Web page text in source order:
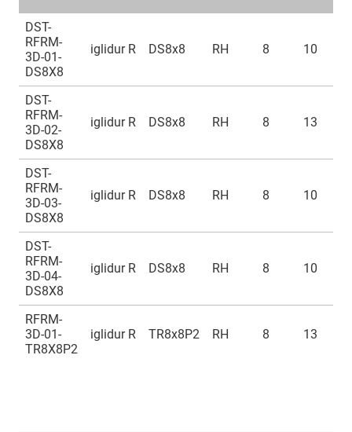
DST-
RFRM-
3D-01-
DS8X8
iglidur R DS8x8 RH 8 10
DST-
RFRM-
3D-02-
DS8X8
iglidur R DS8x8 RH 8 13
DST-
RFRM-
3D-03-
DS8X8
iglidur R DS8x8 RH 8 10
DST-
RFRM-
3D-04-
DS8X8
iglidur R DS8x8 RH 8 10
RFRM-
3D-01-
TR8X8P2
iglidur R TR8x8P2 RH 8 13